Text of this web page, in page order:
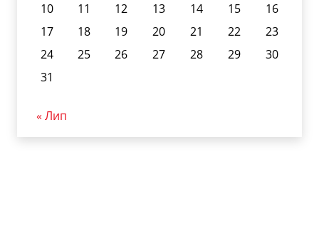
10
11 12 13 14 15
16
17
18 19 20 21 22
23
24
25 26 27 28 29
30
31
« Лип